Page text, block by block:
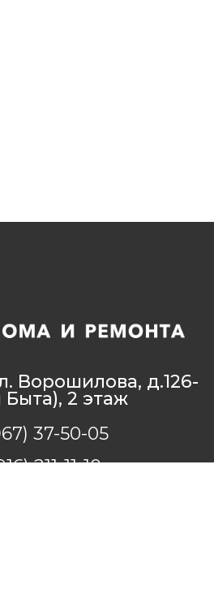
Ворошилова, д.126-
2 этаж
37-50-05
211-11-10